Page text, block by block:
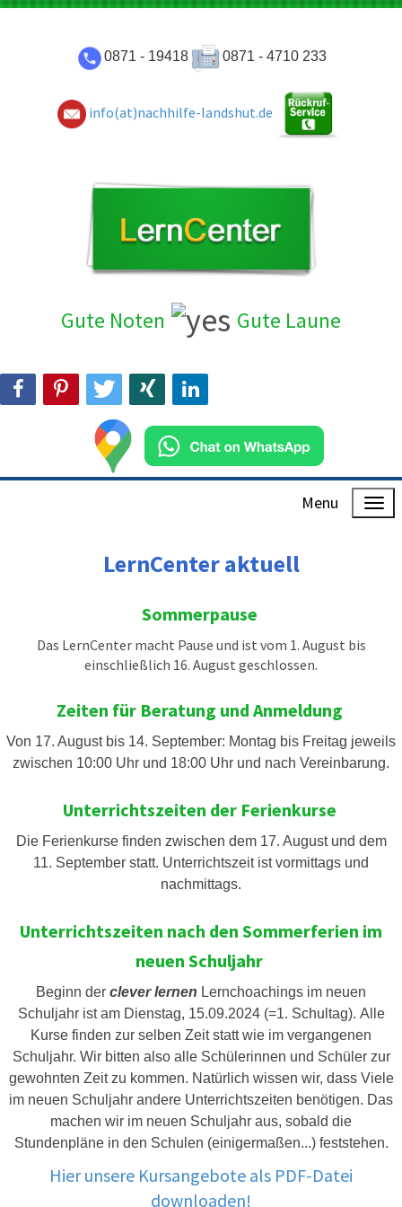
0871 - 19418 0871 - 4710 233
info(at)nachhilfe-landshut.de
Gute Noten Gute Laune
Menu
LernCenter aktuell
Sommerpause
Das LernCenter macht Pause und ist vom 1. August bis
einschließlich 16. August geschlossen.
Zeiten für Beratung und Anmeldung
Von 17. August bis 14. September: Montag bis Freitag jeweils
zwischen 10:00 Uhr und 18:00 Uhr und nach Vereinbarung.
Unterrichtszeiten der Ferienkurse
Die Ferienkurse finden zwischen dem 17. August und dem
11. September statt. Unterrichtszeit ist vormittags und
nachmittags.
Unterrichtszeiten nach den Sommerferien im
neuen Schuljahr
Beginn der clever lernen Lernchoachings im neuen
Schuljahr ist am Dienstag, 15.09.2024 (=1. Schultag). Alle
Kurse finden zur selben Zeit statt wie im vergangenen
Schuljahr. Wir bitten also alle Schülerinnen und Schüler zur
gewohnten Zeit zu kommen. Natürlich wissen wir, dass Viele
im neuen Schuljahr andere Unterrichtszeiten benötigen. Das
machen wir im neuen Schuljahr aus, sobald die
Stundenpläne in den Schulen (einigermaßen...) feststehen.
Hier unsere Kursangebote als PDF-Datei
downloaden!